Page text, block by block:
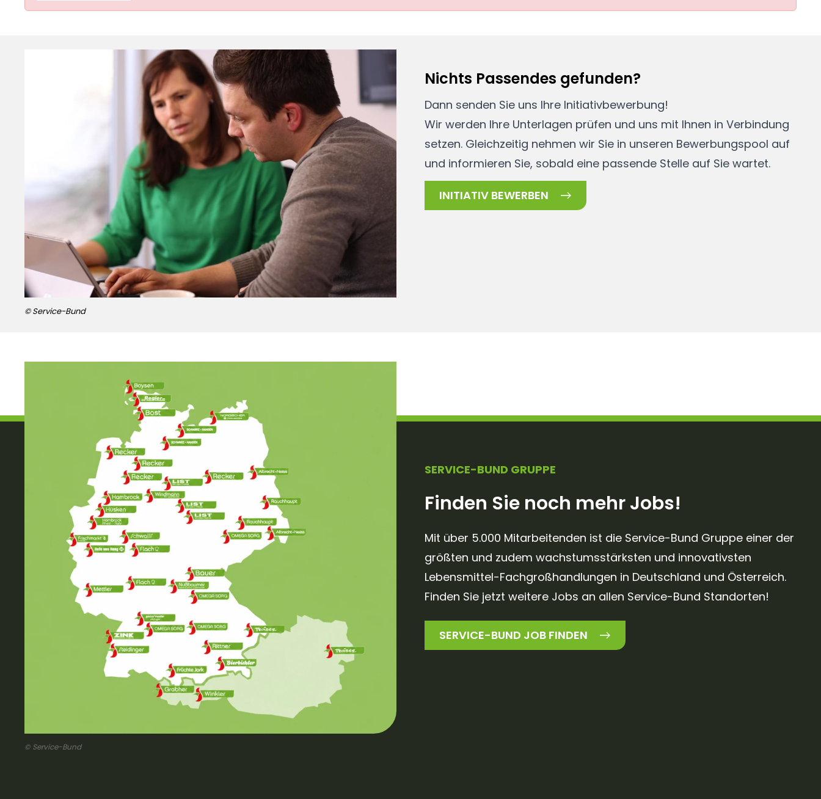
© Service-Bund
Nichts Passendes gefunden?
Dann senden Sie uns Ihre Initiativbewerbung!
Wir werden Ihre Unterlagen prüfen und uns mit Ihnen in Verbindung
setzen. Gleichzeitig nehmen wir Sie in unseren Bewerbungspool auf
und informieren Sie, sobald eine passende Stelle auf Sie wartet.
INITIATIV BEWERBEN
© Service-Bund
SERVICE-BUND GRUPPE
Finden Sie noch mehr Jobs!
Mit über 5.000 Mitarbeitenden ist die Service-Bund Gruppe einer der
größten und zudem wachstumsstärksten und innovativsten
Lebensmittel-Fachgroßhandlungen in Deutschland und Österreich.
Finden Sie jetzt weitere Jobs an allen Service-Bund Standorten!
SERVICE-BUND JOB FINDEN